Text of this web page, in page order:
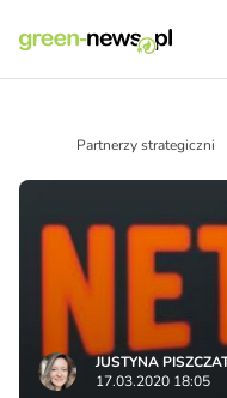
Partnerzy strategiczni
JUSTYNA
17.03.2020 18:05